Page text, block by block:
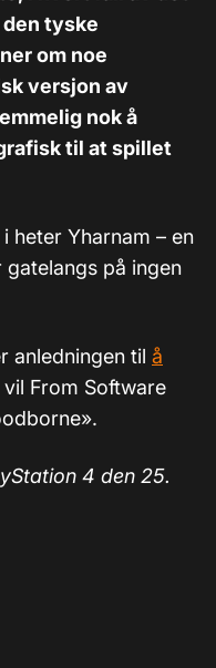
tyske
om noe
versjon av
nok å
til at spillet
heter Yharnam – en
på ingen
anledningen til å
From Software
4 den 25.